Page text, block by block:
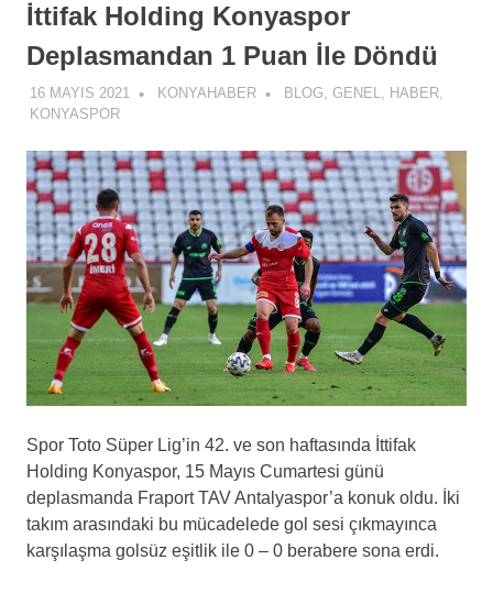
İttifak Holding Konyaspor
Deplasmandan 1 Puan İle Döndü
16 MAYIS 2021 KONYAHABER BLOG, GENEL, HABER,
KONYASPOR
Spor Toto Süper Lig’in 42. ve son haftasında İttifak
Holding Konyaspor, 15 Mayıs Cumartesi günü
deplasmanda Fraport TAV Antalyaspor’a konuk oldu. İki
takım arasındaki bu mücadelede gol sesi çıkmayınca
karşılaşma golsüz eşitlik ile 0 – 0 berabere sona erdi.